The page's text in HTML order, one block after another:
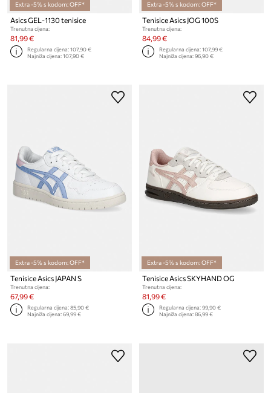
Extra -5% s kodom: OFF*
Asics GEL-1130 tenisice
Trenutna cijena:
81,99 €
Regularna cijena:107,90 €
Najniža cijena:107,90 €
Extra -5% s kodom: OFF*
Tenisice Asics JOG 100S
Trenutna cijena:
84,99 €
Regularna cijena:107,99 €
Najniža cijena:96,90 €
Extra -5% s kodom: OFF*
Tenisice Asics JAPAN S
Trenutna cijena:
67,99 €
Regularna cijena:85,90 €
Najniža cijena:69,99 €
Extra -5% s kodom: OFF*
Tenisice Asics SKYHAND OG
Trenutna cijena:
81,99 €
Regularna cijena:99,90 €
Najniža cijena:86,99 €